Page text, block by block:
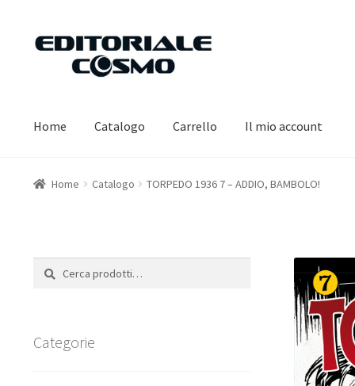
Vai
navigazione
Vai
Home Catalogo Carrello Il mio account
Home Catalogo TORPEDO 1936 7 – ADDIO, BAMBOLO!
Cerca:
Cerca
Categorie